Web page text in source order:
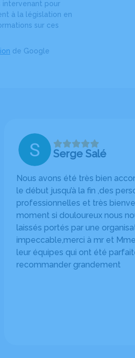
intervenant pour
à la législation en
sur ces
de Google
Serge Salé
Nous avons été très bien
le début jusqu’à la fin ,des
professionnelles et très
moment si douloureux nous
laissés portés par une
impeccable,merci à mr et
leur équipes qui ont été
recommander grandement